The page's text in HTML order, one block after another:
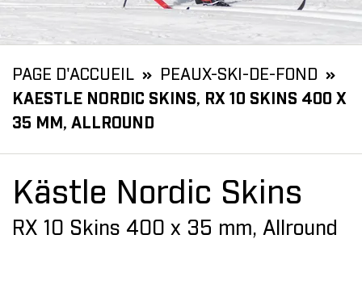
PAGE D'ACCUEIL
PEAUX-SKI-DE-FOND
KAESTLE NORDIC SKINS, RX 10 SKINS 400 X
35 MM, ALLROUND
Kästle Nordic Skins
RX 10 Skins 400 x 35 mm, Allround